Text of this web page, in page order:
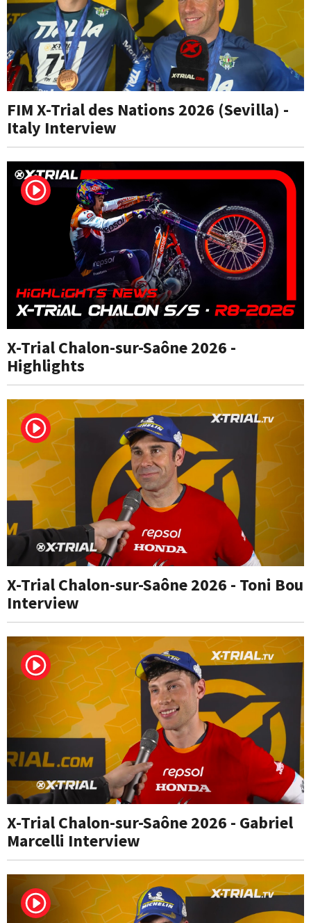
FIM X-Trial des Nations 2026 (Sevilla) -
Italy Interview
X-Trial Chalon-sur-Saône 2026 -
Highlights
X-Trial Chalon-sur-Saône 2026 - Toni Bou
Interview
X-Trial Chalon-sur-Saône 2026 - Gabriel
Marcelli Interview